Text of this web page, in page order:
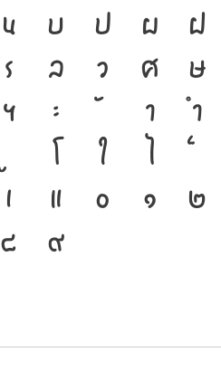
น บ ป ผ ฝ
ร ล ว ศ ษ
ฯ ะ า
ำ
โ
ใ
ไ
เ
แ ๐ ๑ ๒
๘ ๙